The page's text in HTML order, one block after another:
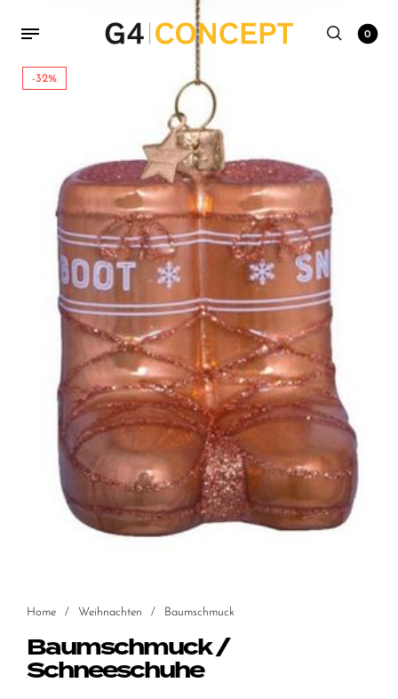
0
-32%
Home / Weihnachten / Baumschmuck
Baumschmuck /
Schneeschuhe